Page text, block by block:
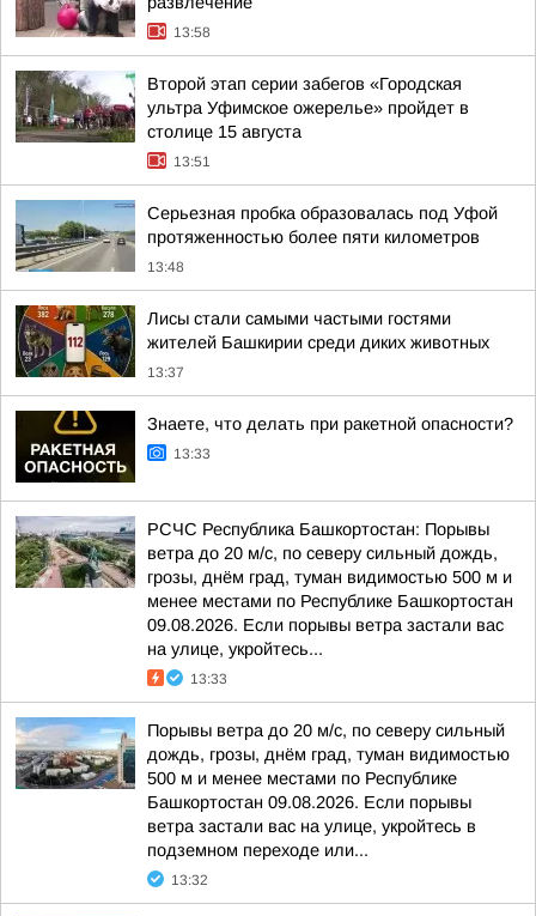
13:58
Второй этап серии забегов «Городская
ультра Уфимское ожерелье» пройдет в
столице 15 августа
13:51
Серьезная пробка образовалась под Уфой
протяженностью более пяти километров
13:48
Лисы стали самыми частыми гостями
жителей Башкирии среди диких животных
13:37
Знаете, что делать при ракетной опасности?
13:33
РСЧС Республика Башкортостан: Порывы
ветра до 20 м/с, по северу сильный дождь,
грозы, днём град, туман видимостью 500 м и
менее местами по Республике Башкортостан
09.08.2026. Если порывы ветра застали вас
на улице, укройтесь...
13:33
Порывы ветра до 20 м/с, по северу сильный
дождь, грозы, днём град, туман видимостью
500 м и менее местами по Республике
Башкортостан 09.08.2026. Если порывы
ветра застали вас на улице, укройтесь в
подземном переходе или...
13:32